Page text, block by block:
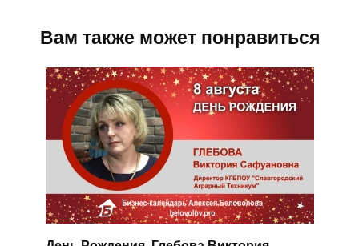
Вам также может понравиться